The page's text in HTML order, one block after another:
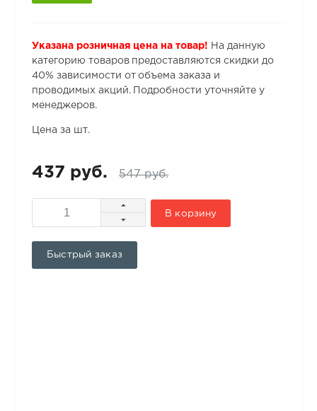
Указана розничная цена на товар! На данную
категорию товаров предоставляются скидки до
40% зависимости от объема заказа и
проводимых акций. Подробности уточняйте у
менеджеров.
Цена за шт.
437 руб. 547 руб.
В корзину
Быстрый заказ